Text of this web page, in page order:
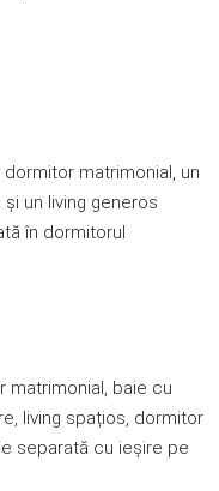
matrimonial, un
un living generos
în dormitorul
matrimonial, baie cu
living spațios, dormitor
separată cu ieșire pe